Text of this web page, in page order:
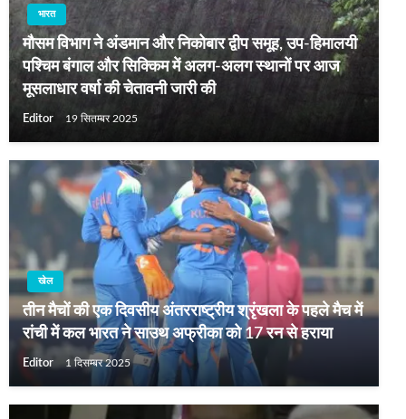
भारत
मौसम विभाग ने अंडमान और निकोबार द्वीप समूह, उप-हिमालयी
पश्चिम बंगाल और सिक्किम में अलग-अलग स्थानों पर आज
मूसलाधार वर्षा की चेतावनी जारी की
Editor 19 सितम्बर 2025
खेल
तीन मैचों की एक दिवसीय अंतरराष्‍ट्रीय श्रृंखला के पहले मैच में
रांची में कल भारत ने साउथ अफ्रीका को 17 रन से हराया
Editor 1 दिसम्बर 2025